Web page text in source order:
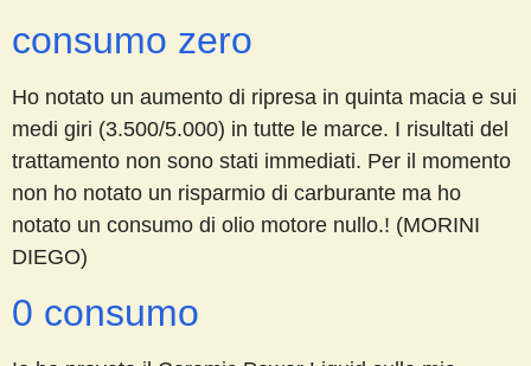
consumo zero
Ho notato un aumento di ripresa in quinta macia e sui
medi giri (3.500/5.000) in tutte le marce. I risultati del
trattamento non sono stati immediati. Per il momento
non ho notato un risparmio di carburante ma ho
notato un consumo di olio motore nullo.! (MORINI
DIEGO)
0 consumo